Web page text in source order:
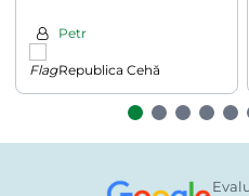
Petr
Republica Cehă